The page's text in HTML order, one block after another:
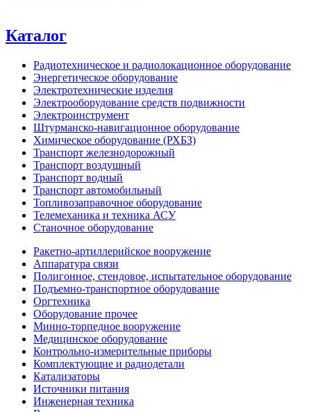
Каталог
Радиотехническое и радиолокационное оборудование
Энергетическое оборудование
Электротехнические изделия
Электрооборудование средств подвижности
Электроинструмент
Штурманско-навигационное оборудование
Химическое оборудование (РХБЗ)
Транспорт железнодорожный
Транспорт воздушный
Транспорт водный
Транспорт автомобильный
Топливозаправочное оборудование
Телемеханика и техника АСУ
Станочное оборудование
Ракетно-артиллерийское вооружение
Аппаратура связи
Полигонное, стендовое, испытательное оборудование
Подъемно-транспортное оборудование
Оргтехника
Оборудование прочее
Минно-торпедное вооружение
Медицинское оборудование
Контрольно-измерительные приборы
Комплектующие и радиодетали
Катализаторы
Источники питания
Инженерная техника